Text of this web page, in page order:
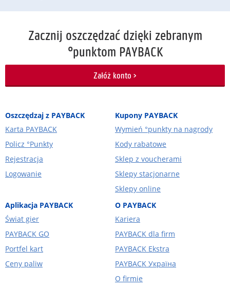
Zacznij oszczędzać dzięki zebranym
°punktom PAYBACK
Załóż konto >
Oszczędzaj z PAYBACK
Karta PAYBACK
Policz °Punkty
Rejestracja
Logowanie
Kupony PAYBACK
Wymień °punkty na nagrody
Kody rabatowe
Sklep z voucherami
Sklepy stacjonarne
Sklepy online
Aplikacja PAYBACK
Świat gier
PAYBACK GO
Portfel kart
Ceny paliw
O PAYBACK
Kariera
PAYBACK dla firm
PAYBACK Ekstra
PAYBACK Україна
O firmie